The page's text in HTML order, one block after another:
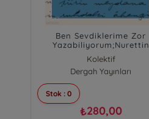
Ben Sevdiklerime Zor
Yazabiliyorum;Nurettin
Topçu’nun Mektupları
Kolektif
Dergah Yayınları
Stok : 0
₺280,00